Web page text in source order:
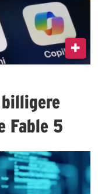
billigere
Fable 5